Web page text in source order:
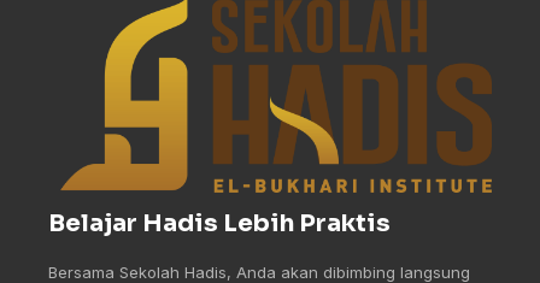
Belajar Hadis Lebih Praktis
Bersama Sekolah Hadis, Anda akan dibimbing langsung